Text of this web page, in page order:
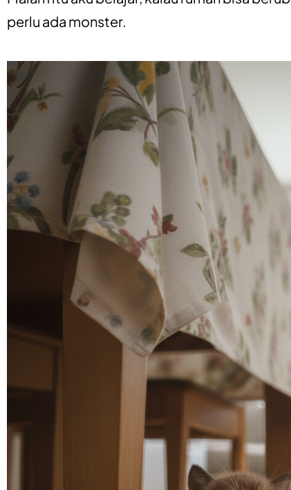
perlu ada monster.